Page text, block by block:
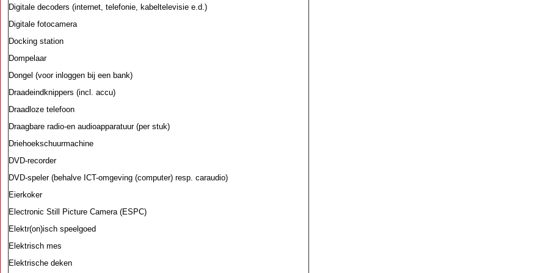
Digitale decoders (internet, telefonie, kabeltelevisie e.d.)
Digitale fotocamera
Docking station
Dompelaar
Dongel (voor inloggen bij een bank)
Draadeindknippers (incl. accu)
Draadloze telefoon
Draagbare radio-en audioapparatuur (per stuk)
Driehoekschuurmachine
DVD-recorder
DVD-speler (behalve ICT-omgeving (computer) resp. caraudio)
Eierkoker
Electronic Still Picture Camera (ESPC)
Elektr(on)isch speelgoed
Elektrisch mes
Elektrische deken